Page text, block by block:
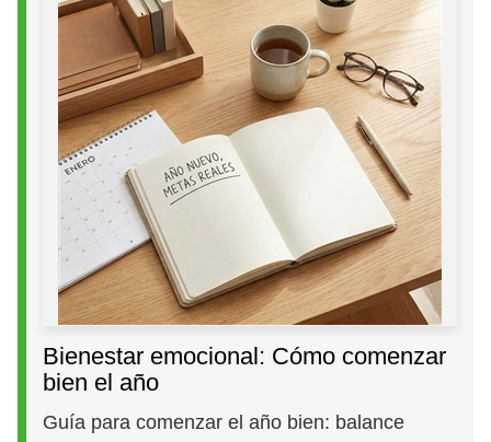
Bienestar emocional: Cómo comenzar
bien el año
Guía para comenzar el año bien: balance